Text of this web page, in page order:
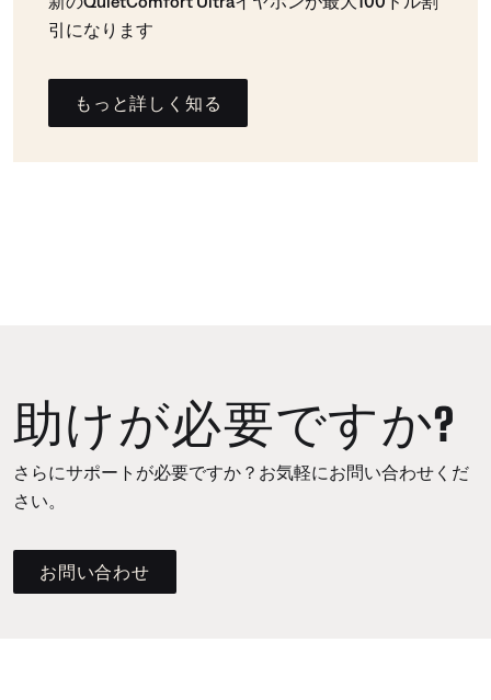
引になります
もっと詳しく知る
助けが必要ですか?
さらにサポートが必要ですか？お気軽にお問い合わせくだ
さい。
お問い合わせ